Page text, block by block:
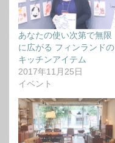
あなたの使い次第で無限
に広がる フィンランドの
キッチンアイテム
2017年11月25日
イベント